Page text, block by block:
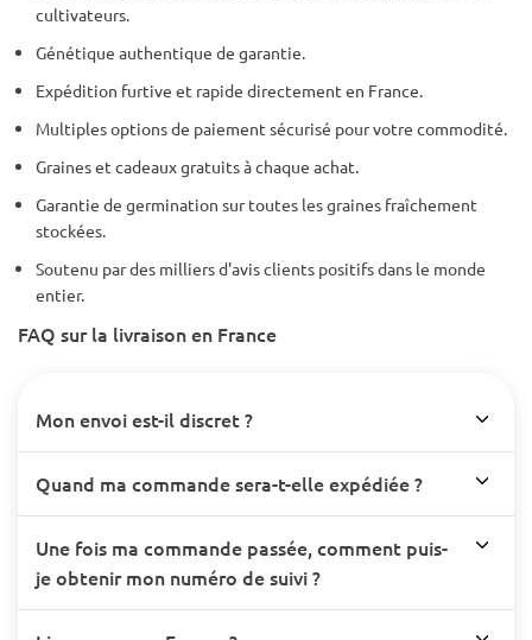
cultivateurs.
Génétique authentique de garantie.
Expédition furtive et rapide directement en France.
Multiples options de paiement sécurisé pour votre commodité.
Graines et cadeaux gratuits à chaque achat.
Garantie de germination sur toutes les graines fraîchement
stockées.
Soutenu par des milliers d'avis clients positifs dans le monde
entier.
FAQ sur la livraison en France
Mon envoi est-il discret ?
Quand ma commande sera-t-elle expédiée ?
Une fois ma commande passée, comment puis-
je obtenir mon numéro de suivi ?